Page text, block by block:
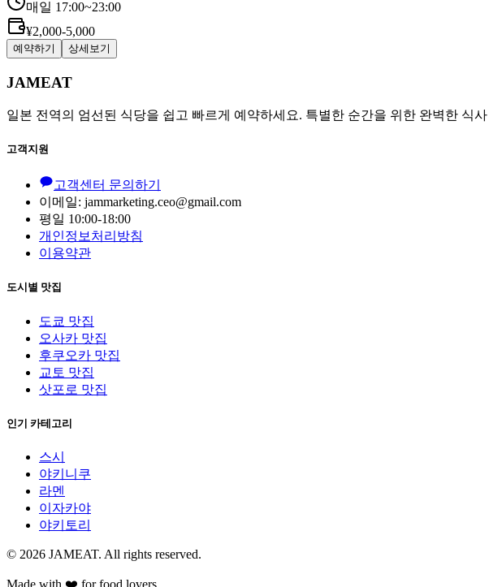
매일 17:00~23:00
¥2,000-5,000
예약하기 상세보기
JAMEAT
일본 전역의 엄선된 식당을 쉽고 빠르게 예약하세요. 특별한 순간을 위한 완벽한 식
고객지원
고객센터 문의하기
이메일: jammarketing.ceo@gmail.com
평일 10:00-18:00
개인정보처리방침
이용약관
도시별 맛집
도쿄 맛집
오사카 맛집
후쿠오카 맛집
교토 맛집
삿포로 맛집
인기 카테고리
스시
야키니쿠
라멘
이자카야
야키토리
© 2026 JAMEAT. All rights reserved.
Made with ❤️ for food lovers